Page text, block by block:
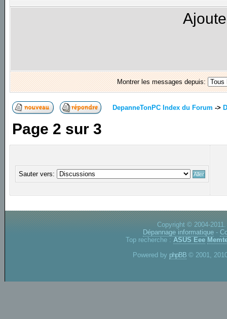
Montrer les messages depuis:
DepanneTonPC Index du Forum ->
Page 2 sur3
Sauter vers:
Copyright © 2004-
Dépannage informatique -
Top recherche : ASUS Eee
Powered by phpBB © 2001,